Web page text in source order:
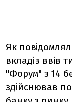
Як
вкладів ввів
"Форум" з 14
здійснював